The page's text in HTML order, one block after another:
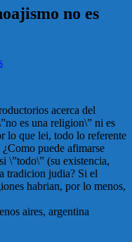
no es
acerca del
es una religion\” ni es
lo que lei, todo lo referente
puede afimarse
\”todo\” (su existencia,
tradicion judia? Si el
habrian, por lo menos,
aires, argentina